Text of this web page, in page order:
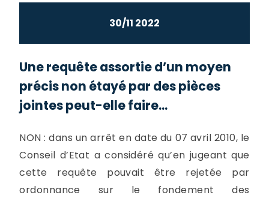
30/11 2022
Une requête assortie d’un moyen
précis non étayé par des pièces
jointes peut-elle faire...
NON : dans un arrêt en date du 07 avril 2010, le
Conseil d’Etat a considéré qu’en jugeant que
cette requête pouvait être rejetée par
ordonnance sur le fondement des